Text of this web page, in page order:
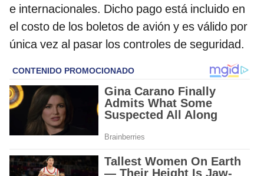
e internacionales. Dicho pago está incluido en
el costo de los boletos de avión y es válido por
única vez al pasar los controles de seguridad.